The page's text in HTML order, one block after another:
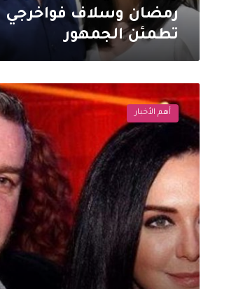
رمضان وسلاف فواخرجي
تطمئن الجمهور
تعليق
لـ
وائل
رمضان
سلاف
فواخرجي
من
النقابة:
الزمان
أهم الأخبار